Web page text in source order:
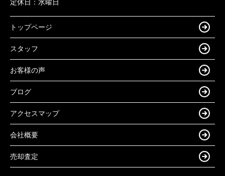
定休日： 水曜日
トップページ
スタッフ
お客様の声
ブログ
アクセスマップ
会社概要
売却査定